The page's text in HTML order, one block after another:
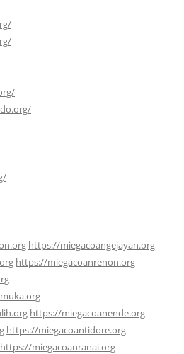
https://miegacoangejayan.org
https://miegacoanrenon.org
https://miegacoanende.org
https://miegacoantidore.org
https://miegacoanranai.org